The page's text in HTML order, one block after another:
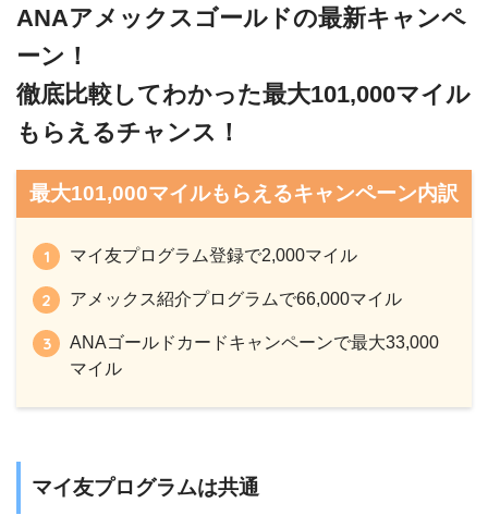
ANAアメックスゴールドの最新キャンペ
ーン！
徹底比較してわかった最大101,000マイル
もらえるチャンス！
最大101,000マイルもらえるキャンペーン内訳
マイ友プログラム登録で2,000マイル
アメックス紹介プログラムで66,000マイル
ANAゴールドカードキャンペーンで最大33,000
マイル
マイ友プログラムは共通